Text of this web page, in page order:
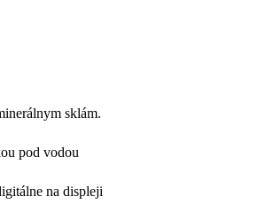
sklám.
pod vodou
na displeji